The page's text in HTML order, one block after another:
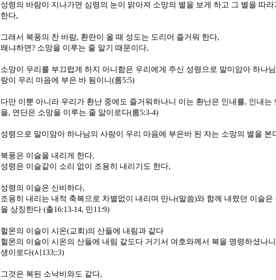
성령의 바람이 지나가면 심령의 눈이 맑아져 소망의 별을 보게 하고 그 별을 따라
한다,
그래서 북풍의 찬 바람, 환란이 올 때 성도는 도리어 즐거워 한다,
왜냐하면? 소망을 이루는 줄 알기 때문이다,
소망이 우리를 부끄럽게 하지 아니함은 우리에게 주신 성령으로 말미암아 하나
랑이 우리 마음에 부은 바 됨이니(롬5:5)
다만 이뿐 아니라 우리가 환난 중에도 즐거워하나니 이는 환난은 인내를, 인내는
을, 연단은 소망을 이루는 줄 앎이로다(롬5:3-4)
성령으로 말미암아 하나님의 사랑이 우리 마음에 부은바 된 자는 소망의 별을 본
북풍은 이슬을 내리게 한다,
성령은 이슬같이 소리 없이 조용히 내리기도 한다,
성령의 이슬은 신비하다,
조용히 내리는 내적 축복으로 차별없이 내리며 만나(말씀)와 함께 내렸던 이슬은
을 상징한다 (출16:13-14, 민11:9)
헐몬의 이슬이 시온(교회)의 산들에 내림과 같다
헐몬의 이슬이 시온의 산들에 내림 같도다 거기서 여호와께서 복을 명령하셨나
생이로다(시133;:3)
그것은 복된 소낙비와도 같다,